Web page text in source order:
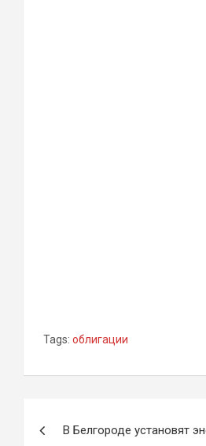
Tags: облигации
В Белгороде установят